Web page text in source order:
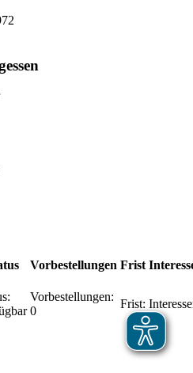
Vorbestellungen Frist
Vorbestellungen:
0
Frist: